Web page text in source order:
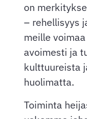
on
– rehellisyys
meille
avoimesti ja
kulttuureista
huolimatta.
Toiminta